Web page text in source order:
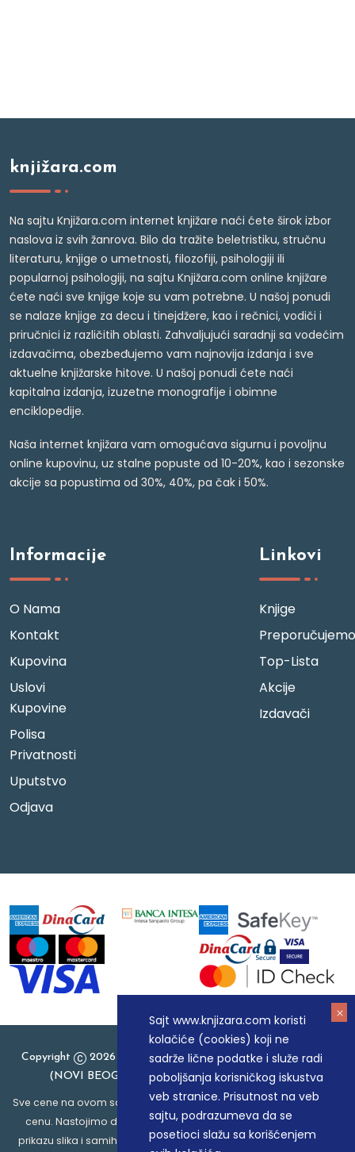
Sajt www.knjizara.com koristi
kolačiće (cookies) koji ne
sadrže lične podatke i služe radi
poboljšanja korisničkog iskustva
veb stranice. Prisutnost na veb
sajtu, podrazumeva da se
posetioci slažu sa korišćenjem
knjižara.com
Na sajtu Knjižara.com internet knjižare naći ćete širok izbor
naslova iz svih žanrova. Bilo da tražite beletristiku, stručnu
literaturu, knjige o umetnosti, filozofiji, psihologiji ili
popularnoj psihologiji, na sajtu Knjižara.com online knjižare
ćete naći sve knjige koje su vam potrebne. U našoj ponudi
se nalaze knjige za decu i tinejdžere, kao i rečnici, vodiči i
priručnici iz različitih oblasti. Zahvaljujući saradnji sa vodećim
izdavačima, obezbeđujemo vam najnovija izdanja i sve
aktuelne knjižarske hitove. U našoj ponudi ćete naći
kapitalna izdanja, izuzetne monografije i obimne
enciklopedije.
Naša internet knjižara vam omogućava sigurnu i povoljnu
online kupovinu, uz stalne popuste od 10-20%, kao i sezonske
akcije sa popustima od 30%, 40%, pa čak i 50%.
Informacije
O Nama
Kontakt
Kupovina
Uslovi
Kupovine
Polisa
Privatnosti
Uputstvo
Odjava
Linkovi
Knjige
Preporučujemo
Top-Lista
Akcije
Izdavači
Copyright
2026 Knjizara.com - MAKART DOO BEOGRAD
(NOVI BEOGRAD), PIB: 105184104, MB: 20337524
Sve cene na ovom sajtu iskazane su u dinarima. PDV je uračunat u
cenu. Nastojimo da budemo što precizniji u opisu proizvoda,
prikazu slika i samih cena, ali ne možemo garantovati da su sve